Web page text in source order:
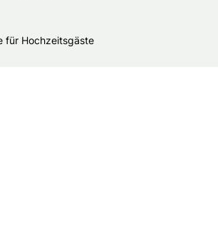
für Hochzeitsgäste